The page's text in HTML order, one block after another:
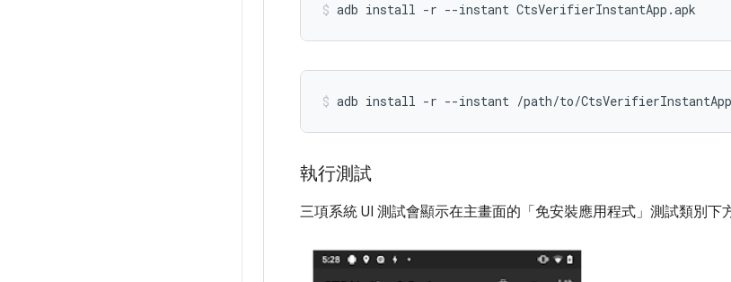
adb install -r --instant CtsVerifierInstantApp.apk
adb install -r --instant /path/to/
執行測試
三項系統 UI 測試會顯示在主畫面的「免安裝應用程式」測試類別下方